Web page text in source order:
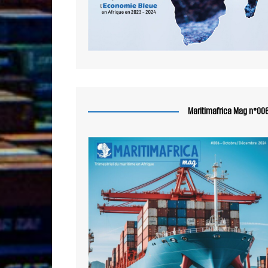
Maritimafrica Mag